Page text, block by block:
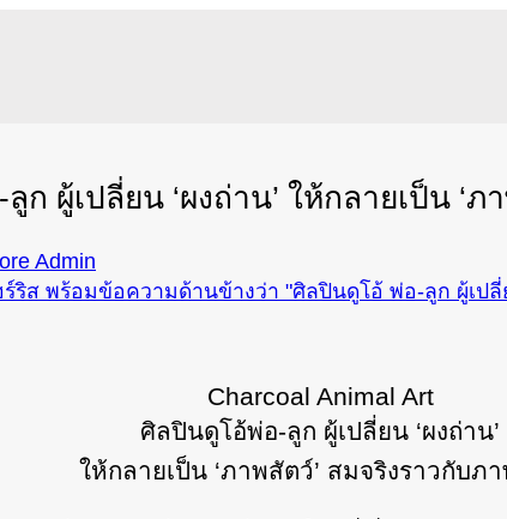
ก ผู้เปลี่ยน ‘ผงถ่าน’ ให้กลายเป็น ‘
Admin
Charcoal Animal Art
ศิลปินดูโอ้พ่อ-ลูก ผู้เปลี่ยน ‘ผงถ่าน’
ให้กลายเป็น ‘ภาพสัตว์’ สมจริงราวกับภ